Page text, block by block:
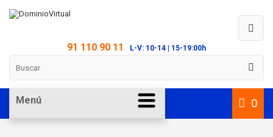
91 110 90 11 L-V: 10-14 | 15-19:00h
0
Menú